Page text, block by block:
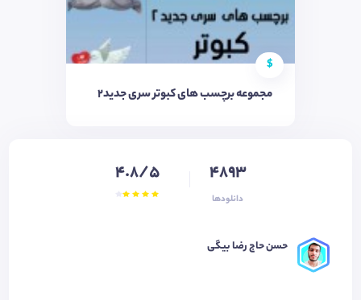
$
مجموعه برچسب های کبوتر سری جدید۲
4893
دانلودها
4.8/5
حسن حاج رضا بیگی